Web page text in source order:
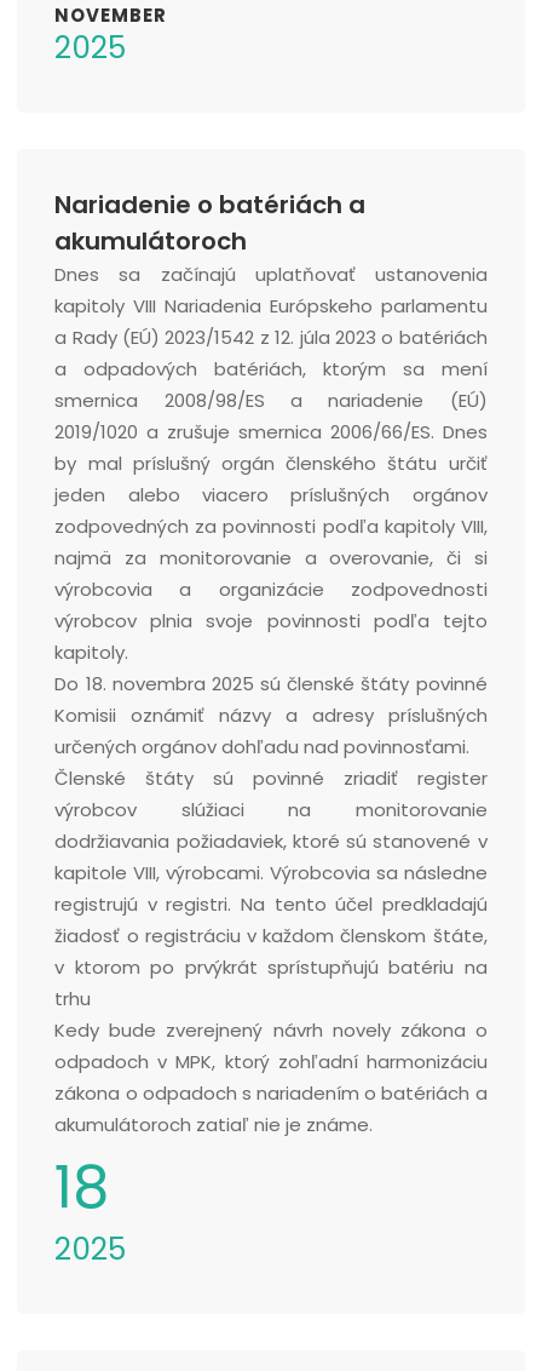
NOVEMBER
2025
Nariadenie o batériách a
akumulátoroch
Dnes sa začínajú uplatňovať ustanovenia
kapitoly VIII Nariadenia Európskeho parlamentu
a Rady (EÚ) 2023/1542 z 12. júla 2023 o batériách
a odpadových batériách, ktorým sa mení
smernica 2008/98/ES a nariadenie (EÚ)
2019/1020 a zrušuje smernica 2006/66/ES. Dnes
by mal príslušný orgán členského štátu určiť
jeden alebo viacero príslušných orgánov
zodpovedných za povinnosti podľa kapitoly VIII,
najmä za monitorovanie a overovanie, či si
výrobcovia a organizácie zodpovednosti
výrobcov plnia svoje povinnosti podľa tejto
kapitoly.
Do 18. novembra 2025 sú členské štáty povinné
Komisii oznámiť názvy a adresy príslušných
určených orgánov dohľadu nad povinnosťami.
Členské štáty sú povinné zriadiť register
výrobcov slúžiaci na monitorovanie
dodržiavania požiadaviek, ktoré sú stanovené v
kapitole VIII, výrobcami. Výrobcovia sa následne
registrujú v registri. Na tento účel predkladajú
žiadosť o registráciu v každom členskom štáte,
v ktorom po prvýkrát sprístupňujú batériu na
trhu
Kedy bude zverejnený návrh novely zákona o
odpadoch v MPK, ktorý zohľadní harmonizáciu
zákona o odpadoch s nariadením o batériách a
akumulátoroch zatiaľ nie je známe.
18
2025